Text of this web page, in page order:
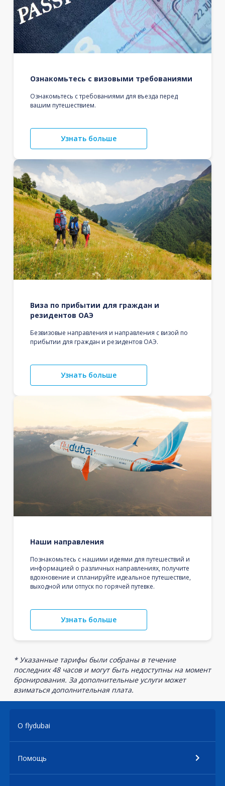
Ознакомьтесь с визовыми требованиями
Ознакомьтесь с требованиями для въезда перед
вашим путешествием.
Узнать больше
Виза по прибытии для граждан и
резидентов ОАЭ
Безвизовые направления и направления с визой по
прибытии для граждан и резидентов ОАЭ.
Узнать больше
Наши направления
Познакомьтесь с нашими идеями для путешествий и
информацией о различных направлениях, получите
вдохновение и спланируйте идеальное путешествие,
выходной или отпуск по горячей путевке.
Узнать больше
* Указанные тарифы были собраны в течение
последних 48 часов и могут быть недоступны на момент
бронирования. За дополнительные услуги может
взиматься дополнительная плата.
О flydubai
Помощь